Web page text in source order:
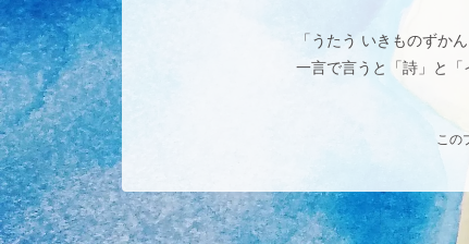
まちづくり・地域活性化
「うたう いきものずか
一言で言うと「詩」と
この